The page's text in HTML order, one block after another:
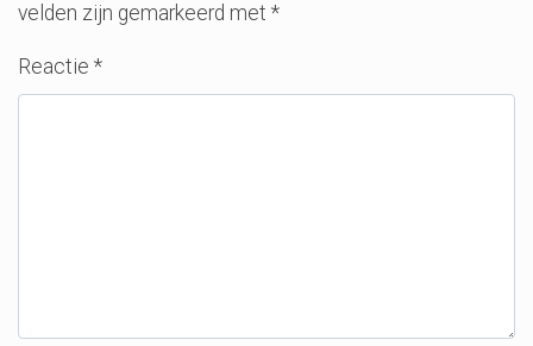
velden zijn gemarkeerd met *
Reactie *